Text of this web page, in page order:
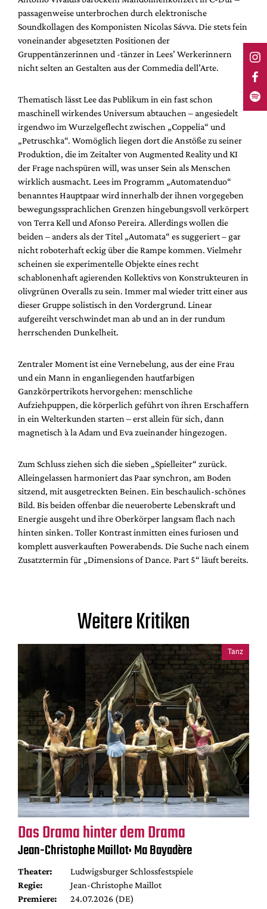
passagenweise unterbrochen durch elektronische
Soundkollagen des Komponisten Nicolas Sávva. Die stets fein
voneinander abgesetzten Positionen der
Gruppentänzerinnen und -tänzer in Lees’ Werkerinnern
nicht selten an Gestalten aus der Commedia dell’Arte.
Thematisch lässt Lee das Publikum in ein fast schon
maschinell wirkendes Universum abtauchen – angesiedelt
irgendwo im Wurzelgeflecht zwischen „Coppelia“ und
„Petruschka“. Womöglich liegen dort die Anstöße zu seiner
Produktion, die im Zeitalter von Augmented Reality und KI
der Frage nachspüren will, was unser Sein als Menschen
wirklich ausmacht. Lees im Programm „Automatenduo“
benanntes Hauptpaar wird innerhalb der ihnen vorgegeben
bewegungssprachlichen Grenzen hingebungsvoll verkörpert
von Terra Kell und Afonso Pereira. Allerdings wollen die
beiden – anders als der Titel „Automata“ es suggeriert – gar
nicht roboterhaft eckig über die Rampe kommen. Vielmehr
scheinen sie experimentelle Objekte eines recht
schablonenhaft agierenden Kollektivs von Konstrukteuren in
olivgrünen Overalls zu sein. Immer mal wieder tritt einer aus
dieser Gruppe solistisch in den Vordergrund. Linear
aufgereiht verschwindet man ab und an in der rundum
herrschenden Dunkelheit.
Zentraler Moment ist eine Vernebelung, aus der eine Frau
und ein Mann in enganliegenden hautfarbigen
Ganzkörpertrikots hervorgehen: menschliche
Aufziehpuppen, die körperlich geführt von ihren Erschaffern
in ein Welterkunden starten – erst allein für sich, dann
magnetisch à la Adam und Eva zueinander hingezogen.
Zum Schluss ziehen sich die sieben „Spielleiter“ zurück.
Alleingelassen harmoniert das Paar synchron, am Boden
sitzend, mit ausgetreckten Beinen. Ein beschaulich-schönes
Bild. Bis beiden offenbar die neueroberte Lebenskraft und
Energie ausgeht und ihre Oberkörper langsam flach nach
hinten sinken. Toller Kontrast inmitten eines furiosen und
komplett ausverkauften Powerabends. Die Suche nach einem
Zusatztermin für „Dimensions of Dance. Part 5“ läuft bereits.
Weitere Kritiken
Tanz
Das Drama hinter dem Drama
Jean-Christophe Maillot: Ma Bayadère
Theater:
Ludwigsburger Schlossfestspiele
Regie:
Jean-Christophe Maillot
Premiere:
24.07.2026 (DE)